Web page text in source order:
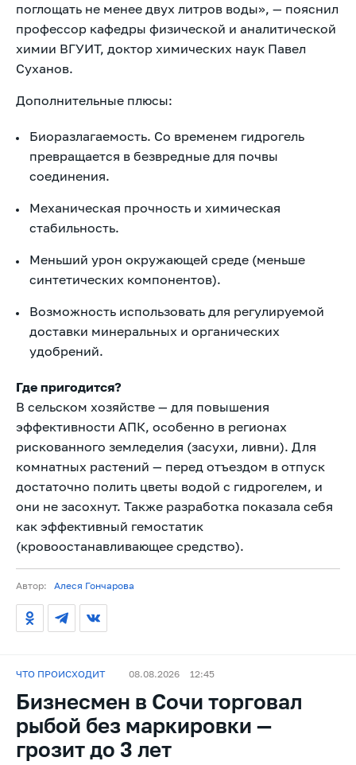
поглощать не менее двух литров воды», — пояснил
профессор кафедры физической и аналитической
химии ВГУИТ, доктор химических наук Павел
Суханов.
Дополнительные плюсы:
Биоразлагаемость. Со временем гидрогель
превращается в безвредные для почвы
соединения.
Механическая прочность и химическая
стабильность.
Меньший урон окружающей среде (меньше
синтетических компонентов).
Возможность использовать для регулируемой
доставки минеральных и органических
удобрений.
Где пригодится?
В сельском хозяйстве — для повышения
эффективности АПК, особенно в регионах
рискованного земледелия (засухи, ливни). Для
комнатных растений — перед отъездом в отпуск
достаточно полить цветы водой с гидрогелем, и
они не засохнут. Также разработка показала себя
как эффективный гемостатик
(кровоостанавливающее средство).
Автор: Алеся Гончарова
ЧТО ПРОИСХОДИТ 08.08.2026 12:45
Бизнесмен в Сочи торговал
рыбой без маркировки —
грозит до 3 лет